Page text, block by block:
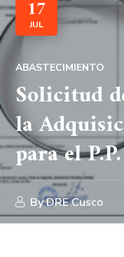
17
JUL
ABASTECIMIENTO
Solicitud
la
para el
ByDRE Cusco